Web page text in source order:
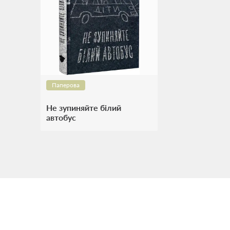
Паперова
Не зупиняйте білий
автобус